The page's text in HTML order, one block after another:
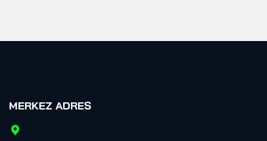
MERKEZ ADRES